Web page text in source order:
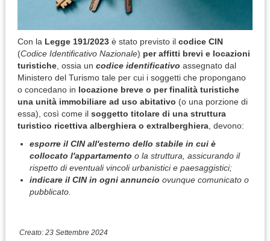
Con la Legge 191/2023 è stato previsto il codice CIN
(Codice Identificativo Nazionale) per affitti brevi e locazioni
turistiche, ossia un codice identificativo assegnato dal
Ministero del Turismo tale per cui i soggetti che propongano
o concedano in locazione breve o per finalità turistiche
una unità immobiliare ad uso abitativo (o una porzione di
essa), così come il soggetto titolare di una struttura
turistico ricettiva alberghiera o extralberghiera, devono:
esporre il CIN all'esterno dello stabile in cui è
collocato l'appartamento o la struttura, assicurando il
rispetto di eventuali vincoli urbanistici e paesaggistici;
indicare il CIN in ogni annuncio ovunque comunicato o
pubblicato.
Creato: 23 Settembre 2024